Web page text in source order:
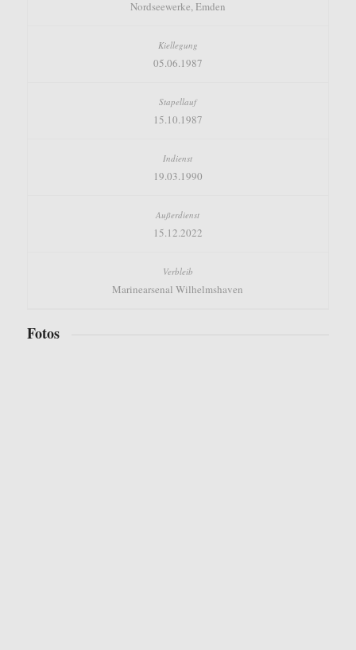
Nordseewerke, Emden
05.06.1987
15.10.1987
19.03.1990
15.12.2022
Marinearsenal Wilhelmshaven
Fotos